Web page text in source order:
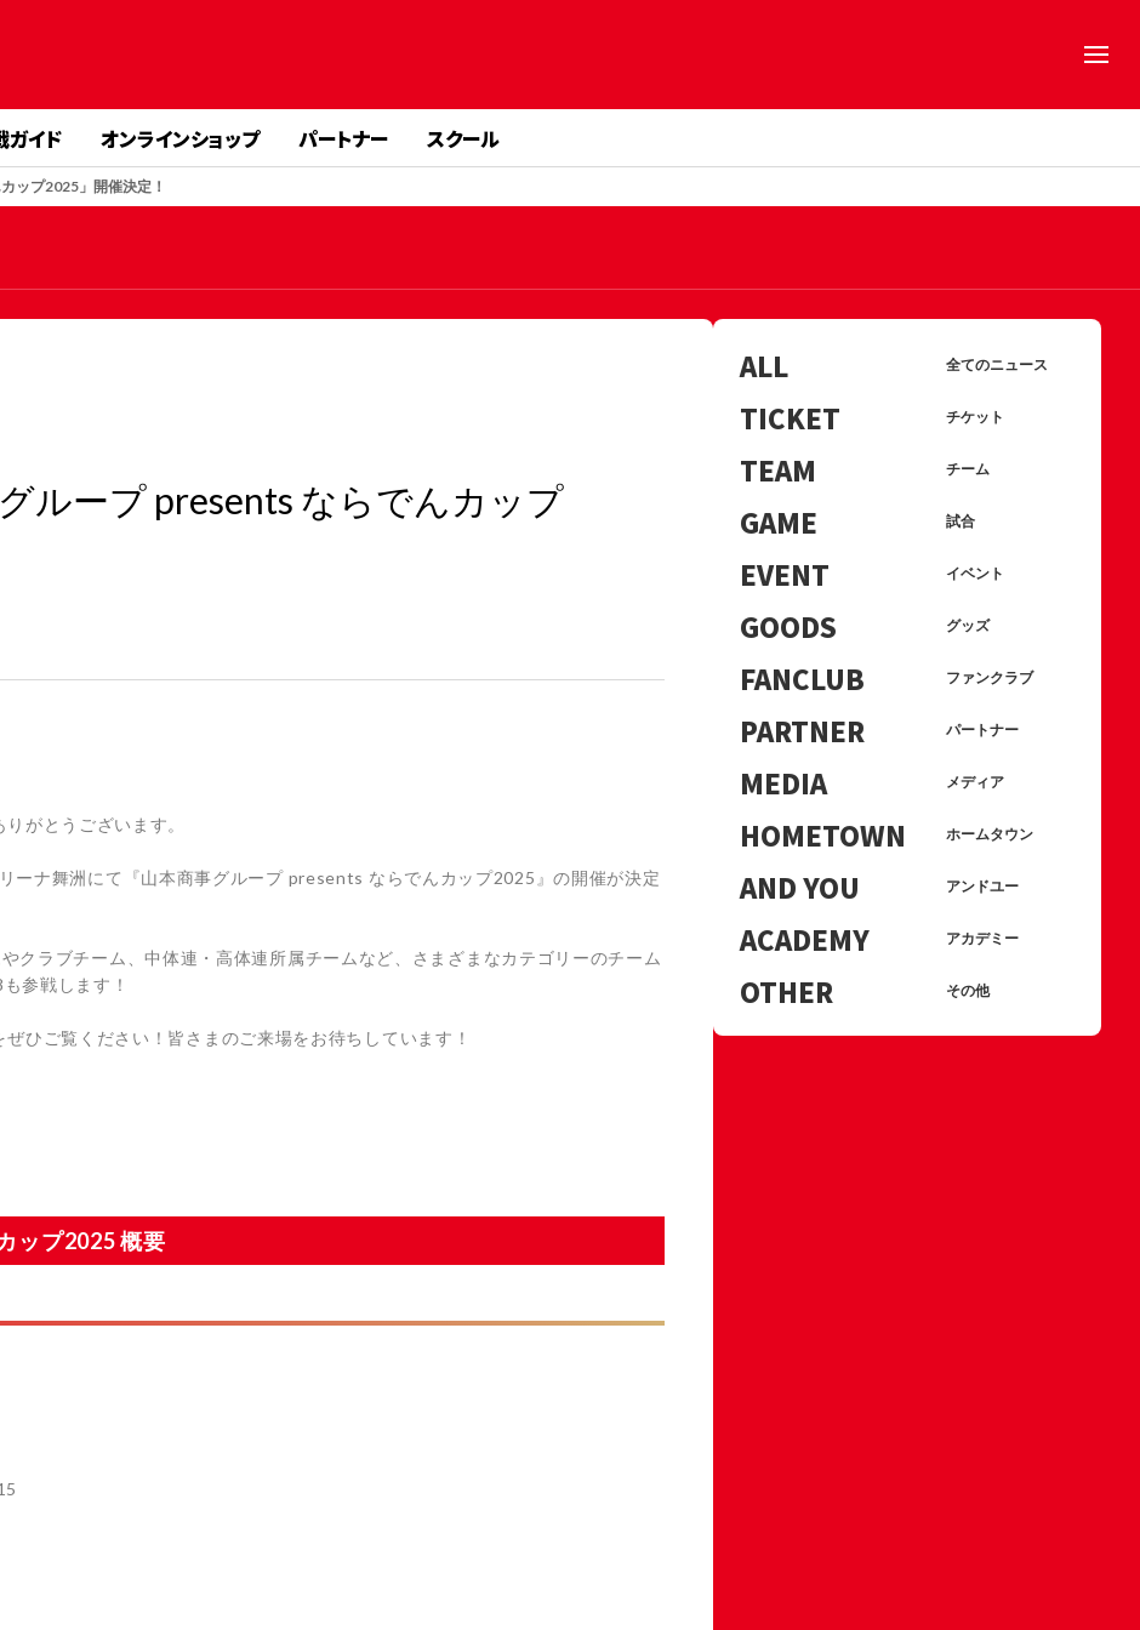
ガイド オンラインショップ パートナー スクール
ップ2025」開催決定！
ループ presents ならでんカップ
がとうございます。
ーナ舞洲にて『山本商事グループ presents ならでんカップ2025』の開催が決定
クラブチーム、中体連・高体連所属チームなど、さまざまなカテゴリーのチーム
参戦します！
ひご覧ください！皆さまのご来場をお待ちしています！
ップ2025 概要
ALL 全てのニュース
TICKET チケット
TEAM チーム
GAME 試合
EVENT イベント
GOODS グッズ
FANCLUB ファンクラブ
PARTNER パートナー
MEDIA メディア
HOMETOWN ホームタウン
AND YOU アンドユー
ACADEMY アカデミー
OTHER その他